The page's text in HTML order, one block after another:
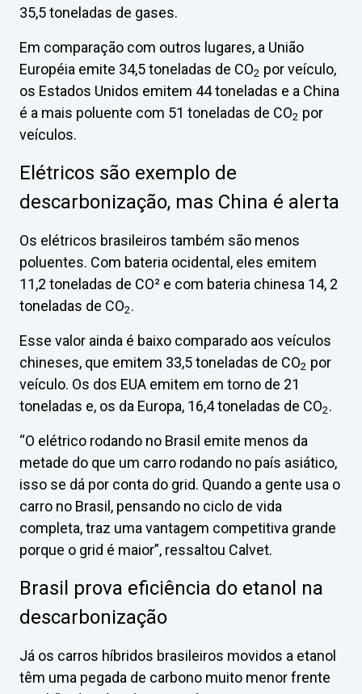
35,5 toneladas de gases.
Em comparação com outros lugares, a União
Européia emite 34,5 toneladas de CO2 por veículo,
os Estados Unidos emitem 44 toneladas e a China
é a mais poluente com 51 toneladas de CO2 por
veículos.
Elétricos são exemplo de
descarbonização, mas China é alerta
Os elétricos brasileiros também são menos
poluentes. Com bateria ocidental, eles emitem
11,2 toneladas de CO² e com bateria chinesa 14, 2
toneladas de CO2.
Esse valor ainda é baixo comparado aos veículos
chineses, que emitem 33,5 toneladas de CO2 por
veículo. Os dos EUA emitem em torno de 21
toneladas e, os da Europa, 16,4 toneladas de CO2.
“O elétrico rodando no Brasil emite menos da
metade do que um carro rodando no país asiático,
isso se dá por conta do grid. Quando a gente usa o
carro no Brasil, pensando no ciclo de vida
completa, traz uma vantagem competitiva grande
porque o grid é maior”, ressaltou Calvet.
Brasil prova eficiência do etanol na
descarbonização
Já os carros híbridos brasileiros movidos a etanol
têm uma pegada de carbono muito menor frente